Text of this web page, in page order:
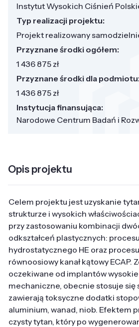
Instytut Wysokich Ciśnień
Typ realizacji projektu:
Projekt realizowany
Przyznane środki ogółem:
1 436 875 zł
Przyznane środki dla podmiotu:
1 436 875 zł
Instytucja finansująca:
Narodowe Centrum Badań i
Opis projektu
Celem projektu jest uzyskanie
strukturze i wysokich
przy zastosowaniu kombinacji
odkształceń plastycznych:
hydrostatycznego HE oraz
równoosiowy kanał kątowy ECAP.
oczekiwane od implantów wysokie
mechaniczne, obecnie stosuje się
zawierają toksyczne dodatki
aluminium, wanad, niob. Efektem
czysty tytan, który po